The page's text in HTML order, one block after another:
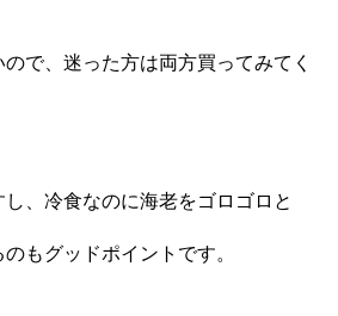
で、迷った方は両方買ってみてく
、冷食なのに海老をゴロゴロと
もグッドポイントです。